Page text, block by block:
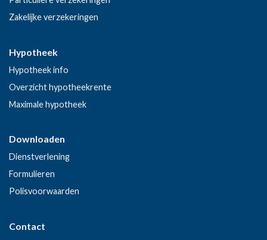
Zakelijke verzekeringen
Hypotheek
Hypotheek info
Overzicht hypotheekrente
Maximale hypotheek
Downloaden
Dienstverlening
Formulieren
Polisvoorwaarden
Contact